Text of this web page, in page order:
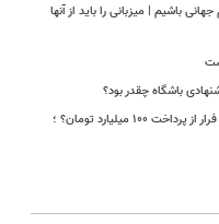
باشیم |‌ میزبانی را باید از آنها
باشگاه چقدر بود؟
رقم فسخ قرارداد رضاییان با استقلال لو رفت | فرار از پرداخت ۱۰۰ میلیارد تومان؟ ؛